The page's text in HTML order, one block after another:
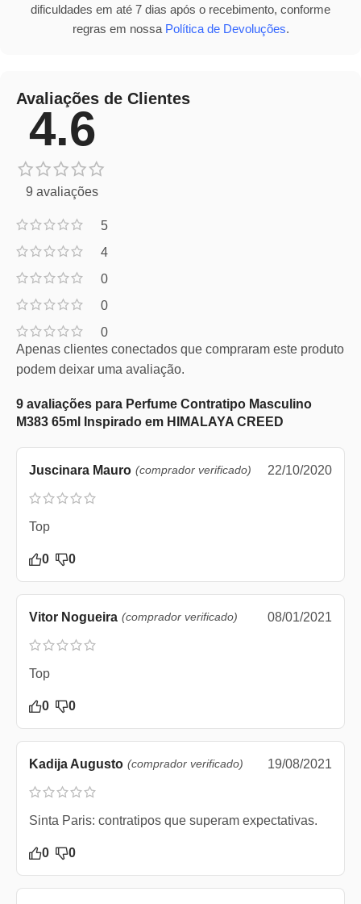
dificuldades em até 7 dias após o recebimento, conforme
regras em nossa Política de Devoluções.
Avaliações de Clientes
4.6
9 avaliações
5
4
0
0
0
9 avaliações para Perfume Contratipo Masculino
M383 65ml Inspirado em HIMALAYA CREED
Juscinara Mauro (comprador verificado) 22/10/2020
Top
0 0
Vitor Nogueira (comprador verificado) 08/01/2021
Top
0 0
Kadija Augusto (comprador verificado) 19/08/2021
Sinta Paris: contratipos que superam expectativas.
0 0
Apenas clientes conectados que compraram este produto
podem deixar uma avaliação.